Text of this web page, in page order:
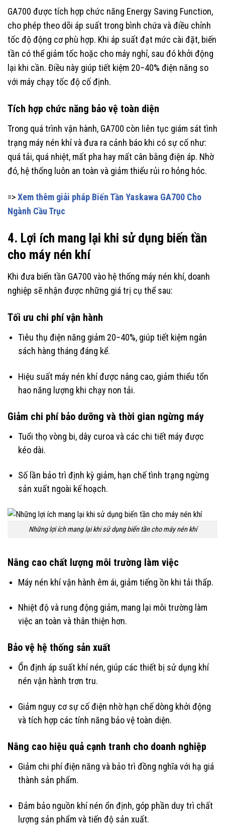
GA700 được tích hợp chức năng Energy Saving Function,
cho phép theo dõi áp suất trong bình chứa và điều chỉnh
tốc độ động cơ phù hợp. Khi áp suất đạt mức cài đặt, biến
tần có thể giảm tốc hoặc cho máy nghỉ, sau đó khởi động
lại khi cần. Điều này giúp tiết kiệm 20–40% điện năng so
với máy chạy tốc độ cố định.
Tích hợp chức năng bảo vệ toàn diện
Trong quá trình vận hành, GA700 còn liên tục giám sát tình
trạng máy nén khí và đưa ra cảnh báo khi có sự cố như:
quá tải, quá nhiệt, mất pha hay mất cân bằng điện áp. Nhờ
đó, hệ thống luôn an toàn và giảm thiểu rủi ro hỏng hóc.
=>Xem thêm giải pháp Biến Tần Yaskawa GA700 Cho
Ngành Cầu Trục
4. Lợi ích mang lại khi sử dụng biến tần
cho máy nén khí
Khi đưa biến tần GA700 vào hệ thống máy nén khí, doanh
nghiệp sẽ nhận được những giá trị cụ thể sau:
Tối ưu chi phí vận hành
Tiêu thụ điện năng giảm 20–40%, giúp tiết kiệm ngân
sách hàng tháng đáng kể.
Hiệu suất máy nén khí được nâng cao, giảm thiểu tổn
hao năng lượng khi chạy non tải.
Giảm chi phí bảo dưỡng và thời gian ngừng máy
Tuổi thọ vòng bi, dây curoa và các chi tiết máy được
kéo dài.
Số lần bảo trì định kỳ giảm, hạn chế tình trạng ngừng
sản xuất ngoài kế hoạch.
Những lợi ích mang lại khi sử dụng biến tần cho máy nén khí
Nâng cao chất lượng môi trường làm việc
Máy nén khí vận hành êm ái, giảm tiếng ồn khi tải thấp.
Nhiệt độ và rung động giảm, mang lại môi trường làm
việc an toàn và thân thiện hơn.
Bảo vệ hệ thống sản xuất
Ổn định áp suất khí nén, giúp các thiết bị sử dụng khí
nén vận hành trơn tru.
Giảm nguy cơ sự cố điện nhờ hạn chế dòng khởi động
và tích hợp các tính năng bảo vệ toàn diện.
Nâng cao hiệu quả cạnh tranh cho doanh nghiệp
Giảm chi phí điện năng và bảo trì đồng nghĩa với hạ giá
thành sản phẩm.
Đảm bảo nguồn khí nén ổn định, góp phần duy trì chất
lượng sản phẩm và tiến độ sản xuất.